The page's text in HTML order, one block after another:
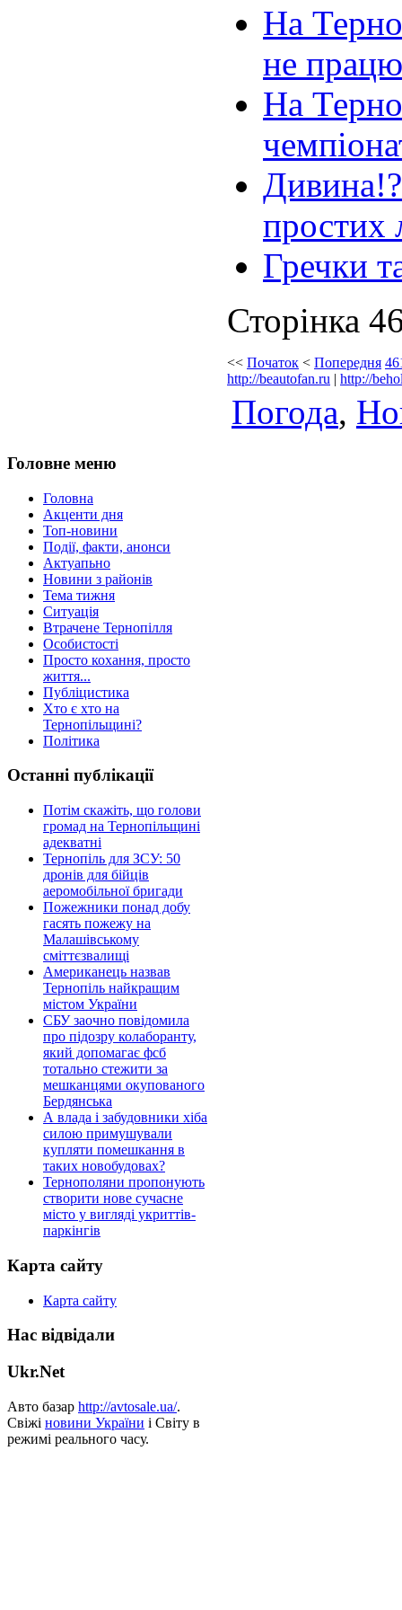
На
не
На
Дивина!?
простих
Гречки
Сторінка
<< Початок < Попередня
http://beautofan.ru | http://
Погода,
Головне меню
Головна
Акценти дня
Топ-новини
Події, факти, анонси
Актуапьно
Новини з районів
Тема тижня
Ситуація
Втрачене Тернопілля
Особистості
Просто кохання, просто
життя...
Публіцистика
Хто є хто на
Тернопільщині?
Політика
Останні публікації
Потім скажіть, що голови
громад на Тернопільщині
адекватні
Тернопіль для ЗСУ: 50
дронів для бійців
аеромобільної бригади
Пожежники понад добу
гасять пожежу на
Малашівському
сміттєзвалищі
Американець назвав
Тернопіль найкращим
містом України
СБУ заочно повідомила
про підозру колаборанту,
який допомагає фсб
тотально стежити за
мешканцями окупованого
Бердянська
А влада і забудовники хіба
силою примушували
купляти помешкання в
таких новобудовах?
Тернополяни пропонують
створити нове сучасне
місто у вигляді укриттів-
паркінгів
Карта сайту
Карта сайту
Нас відвідали
Ukr.Net
Авто базар http://avtosale.ua/.
Свіжі новини України і Світу в
режимі реального часу.